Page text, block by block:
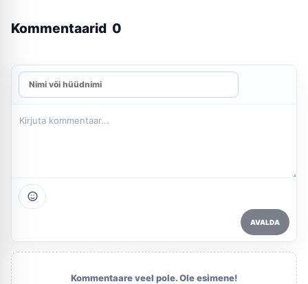
Kommentaarid 0
AVALDA
Kommentaare veel pole. Ole esimene!